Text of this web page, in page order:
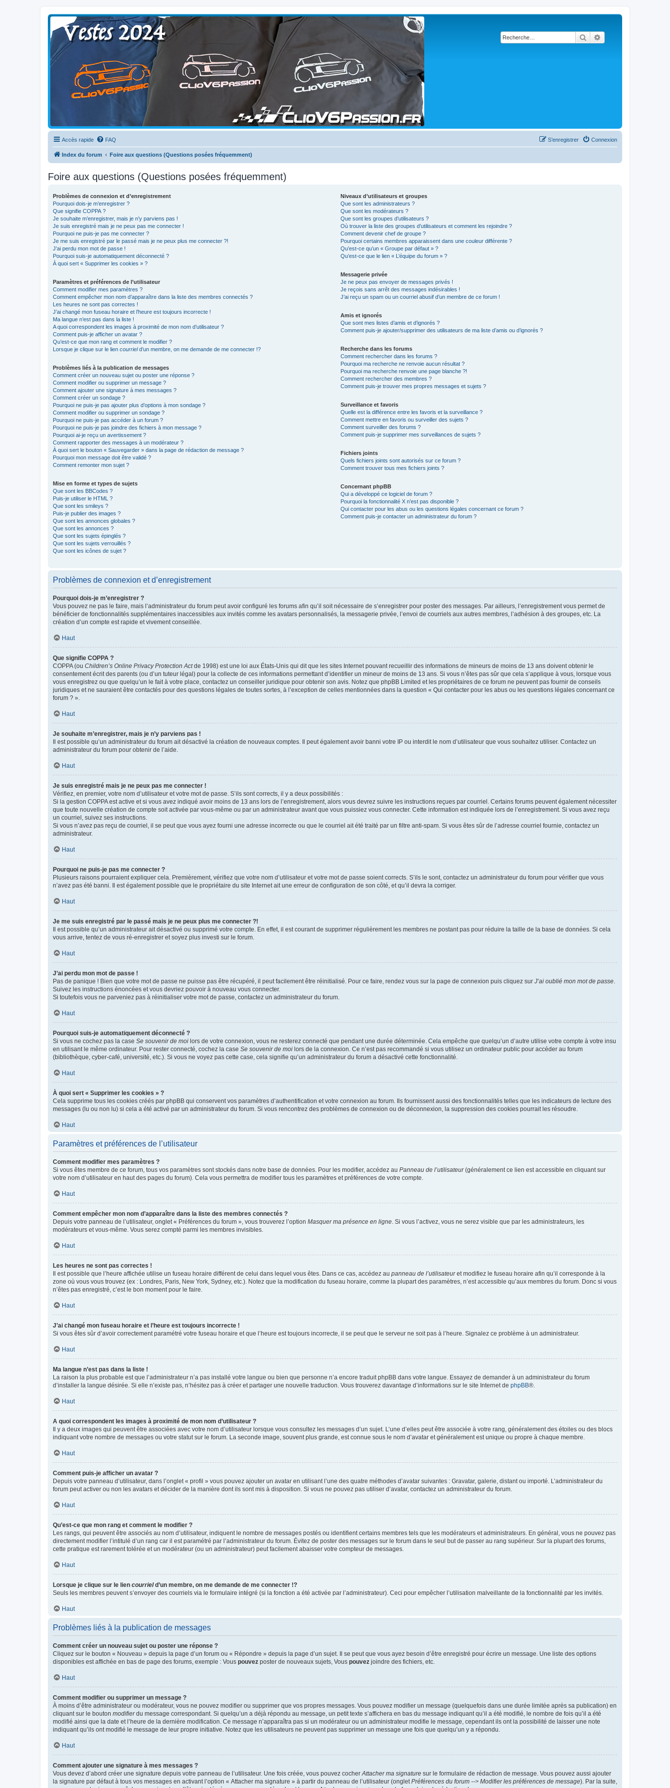
Rechercher
Clio V6 Passion
Le site français des passionnés de Clio V6
Accès rapide FAQ Connexion
S’enregistrer
Index du forum Foire aux questions (Questions posées fréquemment)
Foire aux questions (Questions posées fréquemment)
Problèmes de connexion et d’enregistrement
Pourquoi dois-je m’enregistrer ?
Que signifie COPPA ?
Je souhaite m’enregistrer, mais je n’y parviens pas !
Je suis enregistré mais je ne peux pas me connecter !
Pourquoi ne puis-je pas me connecter ?
Je me suis enregistré par le passé mais je ne peux plus me connecter ?!
J’ai perdu mon mot de passe !
Pourquoi suis-je automatiquement déconnecté ?
À quoi sert « Supprimer les cookies » ?
Paramètres et préférences de l’utilisateur
Comment modifier mes paramètres ?
Comment empêcher mon nom d’apparaître dans la liste des membres connectés ?
Les heures ne sont pas correctes !
J’ai changé mon fuseau horaire et l’heure est toujours incorrecte !
Ma langue n’est pas dans la liste !
A quoi correspondent les images à proximité de mon nom d’utilisateur ?
Comment puis-je afficher un avatar ?
Qu’est-ce que mon rang et comment le modifier ?
Lorsque je clique sur le lien courrield’un membre, on me demande de me connecter !?
Problèmes liés à la publication de messages
Comment créer un nouveau sujet ou poster une réponse ?
Comment modifier ou supprimer un message ?
Comment ajouter une signature à mes messages ?
Comment créer un sondage ?
Pourquoi ne puis-je pas ajouter plus d’options à mon sondage ?
Comment modifier ou supprimer un sondage ?
Pourquoi ne puis-je pas accéder à un forum ?
Pourquoi ne puis-je pas joindre des fichiers à mon message ?
Pourquoi ai-je reçu un avertissement ?
Comment rapporter des messages à un modérateur ?
À quoi sert le bouton « Sauvegarder » dans la page de rédaction de message ?
Pourquoi mon message doit être validé ?
Comment remonter mon sujet ?
Mise en forme et types de sujets
Que sont les BBCodes ?
Puis-je utiliser le HTML ?
Que sont les smileys ?
Puis-je publier des images ?
Que sont les annonces globales ?
Que sont les annonces ?
Que sont les sujets épinglés ?
Que sont les sujets verrouillés ?
Que sont les icônes de sujet ?
Niveaux d’utilisateurs et groupes
Que sont les administrateurs ?
Que sont les modérateurs ?
Que sont les groupes d’utilisateurs ?
Où trouver la liste des groupes d’utilisateurs et comment les rejoindre ?
Comment devenir chef de groupe ?
Pourquoi certains membres apparaissent dans une couleur différente ?
Qu’est-ce qu’un « Groupe par défaut » ?
Qu’est-ce que le lien « L’équipe du forum » ?
Messagerie privée
Je ne peux pas envoyer de messages privés !
Je reçois sans arrêt des messages indésirables !
J’ai reçu un spam ou un courriel abusif d’un membre de ce forum !
Amis et ignorés
Que sont mes listes d’amis et d’ignorés ?
Comment puis-je ajouter/supprimer des utilisateurs de ma liste d’amis ou d’ignorés ?
Recherche dans les forums
Comment rechercher dans les forums ?
Pourquoi ma recherche ne renvoie aucun résultat ?
Pourquoi ma recherche renvoie une page blanche ?!
Comment rechercher des membres ?
Comment puis-je trouver mes propres messages et sujets ?
Surveillance et favoris
Quelle est la différence entre les favoris et la surveillance ?
Comment mettre en favoris ou surveiller des sujets ?
Comment surveiller des forums ?
Comment puis-je supprimer mes surveillances de sujets ?
Fichiers joints
Quels fichiers joints sont autorisés sur ce forum ?
Comment trouver tous mes fichiers joints ?
Concernant phpBB
Qui a développé ce logiciel de forum ?
Pourquoi la fonctionnalité X n’est pas disponible ?
Qui contacter pour les abus ou les questions légales concernant ce forum ?
Comment puis-je contacter un administrateur du forum ?
Problèmes de connexion et d’enregistrement
Pourquoi dois-je m’enregistrer ?
Vous pouvez ne pas le faire, mais l’administrateur du forum peut avoir configuré les forums afin qu’il soit nécessaire de s’enregistrer pour poster des messages. Par ailleurs, l’enregistrement vous permet de
bénéficier de fonctionnalités supplémentaires inaccessibles aux invités comme les avatars personnalisés, la messagerie privée, l’envoi de courriels aux autres membres, l’adhésion à des groupes, etc. La
création d’un compte est rapide et vivement conseillée.
Haut
Que signifie COPPA ?
COPPA (ou Children’s Online Privacy Protection Actde 1998) est une loi aux États-Unis qui dit que les sites Internet pouvant recueillir des informations de mineurs de moins de 13 ans doivent obtenir le
consentement écrit des parents (ou d’un tuteur légal) pour la collecte de ces informations permettant d’identifier un mineur de moins de 13 ans. Si vous n’êtes pas sûr que cela s’applique à vous, lorsque vous
vous enregistrez ou que quelqu’un le fait à votre place, contactez un conseiller juridique pour obtenir son avis. Notez que phpBB Limited et les propriétaires de ce forum ne peuvent pas fournir de conseils
juridiques et ne sauraient être contactés pour des questions légales de toutes sortes, à l’exception de celles mentionnées dans la question « Qui contacter pour les abus ou les questions légales concernant ce
forum ? ».
Haut
Je souhaite m’enregistrer, mais je n’y parviens pas !
Il est possible qu’un administrateur du forum ait désactivé la création de nouveaux comptes. Il peut également avoir banni votre IP ou interdit le nom d’utilisateur que vous souhaitez utiliser. Contactez un
administrateur du forum pour obtenir de l’aide.
Haut
Je suis enregistré mais je ne peux pas me connecter !
Vérifiez, en premier, votre nom d’utilisateur et votre mot de passe. S’ils sont corrects, il y a deux possibilités :
Si la gestion COPPA est active et si vous avez indiqué avoir moins de 13 ans lors de l’enregistrement, alors vous devrez suivre les instructions reçues par courriel. Certains forums peuvent également nécessiter
que toute nouvelle création de compte soit activée par vous-même ou par un administrateur avant que vous puissiez vous connecter. Cette information est indiquée lors de l’enregistrement. Si vous avez reçu
un courriel, suivez ses instructions.
Si vous n’avez pas reçu de courriel, il se peut que vous ayez fourni une adresse incorrecte ou que le courriel ait été traité par un filtre anti-spam. Si vous êtes sûr de l’adresse courriel fournie, contactez un
administrateur.
Haut
Pourquoi ne puis-je pas me connecter ?
Plusieurs raisons pourraient expliquer cela. Premièrement, vérifiez que votre nom d’utilisateur et votre mot de passe soient corrects. S’ils le sont, contactez un administrateur du forum pour vérifier que vous
n’avez pas été banni. Il est également possible que le propriétaire du site Internet ait une erreur de configuration de son côté, et qu’il devra la corriger.
Haut
Je me suis enregistré par le passé mais je ne peux plus me connecter ?!
Il est possible qu’un administrateur ait désactivé ou supprimé votre compte. En effet, il est courant de supprimer régulièrement les membres ne postant pas pour réduire la taille de la base de données. Si cela
vous arrive, tentez de vous ré-enregistrer et soyez plus investi sur le forum.
Haut
J’ai perdu mon mot de passe !
Pas de panique ! Bien que votre mot de passe ne puisse pas être récupéré, il peut facilement être réinitialisé. Pour ce faire, rendez vous sur la page de connexion puis cliquez sur J’ai oublié mon mot de passe.
Suivez les instructions énoncées et vous devriez pouvoir à nouveau vous connecter.
Si toutefois vous ne parveniez pas à réinitialiser votre mot de passe, contactez un administrateur du forum.
Haut
Pourquoi suis-je automatiquement déconnecté ?
Si vous ne cochez pas la case Se souvenir de moi lors de votre connexion, vous ne resterez connecté que pendant une durée déterminée. Cela empêche que quelqu’un d’autre utilise votre compte à votre insu
en utilisant le même ordinateur. Pour rester connecté, cochez la case Se souvenir de moi lors de la connexion. Ce n’est pas recommandé si vous utilisez un ordinateur public pour accéder au forum
(bibliothèque, cyber-café, université, etc.). Si vous ne voyez pas cette case, cela signifie qu’un administrateur du forum a désactivé cette fonctionnalité.
Haut
À quoi sert « Supprimer les cookies » ?
Cela supprime tous les cookies créés par phpBB qui conservent vos paramètres d’authentification et votre connexion au forum. Ils fournissent aussi des fonctionnalités telles que les indicateurs de lecture des
messages (lu ou non lu) si cela a été activé par un administrateur du forum. Si vous rencontrez des problèmes de connexion ou de déconnexion, la suppression des cookies pourrait les résoudre.
Haut
Paramètres et préférences de l’utilisateur
Comment modifier mes paramètres ?
Si vous êtes membre de ce forum, tous vos paramètres sont stockés dans notre base de données. Pour les modifier, accédez au Panneau de l’utilisateur(généralement ce lien est accessible en cliquant sur
votre nom d’utilisateur en haut des pages du forum). Cela vous permettra de modifier tous les paramètres et préférences de votre compte.
Haut
Comment empêcher mon nom d’apparaître dans la liste des membres connectés ?
Depuis votre panneau de l’utilisateur, onglet « Préférences du forum », vous trouverez l’option Masquer ma présence en ligne. Si vous l’activez, vous ne serez visible que par les administrateurs, les
modérateurs et vous-même. Vous serez compté parmi les membres invisibles.
Haut
Les heures ne sont pas correctes !
Il est possible que l’heure affichée utilise un fuseau horaire différent de celui dans lequel vous êtes. Dans ce cas, accédez au panneau de l’utilisateuret modifiez le fuseau horaire afin qu’il corresponde à la
zone où vous vous trouvez (ex : Londres, Paris, New York, Sydney, etc.). Notez que la modification du fuseau horaire, comme la plupart des paramètres, n’est accessible qu’aux membres du forum. Donc si vous
n’êtes pas enregistré, c’est le bon moment pour le faire.
Haut
J’ai changé mon fuseau horaire et l’heure est toujours incorrecte !
Si vous êtes sûr d’avoir correctement paramétré votre fuseau horaire et que l’heure est toujours incorrecte, il se peut que le serveur ne soit pas à l’heure. Signalez ce problème à un administrateur.
Haut
Ma langue n’est pas dans la liste !
La raison la plus probable est que l’administrateur n’a pas installé votre langue ou bien que personne n’a encore traduit phpBB dans votre langue. Essayez de demander à un administrateur du forum
d’installer la langue désirée. Si elle n’existe pas, n’hésitez pas à créer et partager une nouvelle traduction. Vous trouverez davantage d’informations sur le site Internet de phpBB®.
Haut
A quoi correspondent les images à proximité de mon nom d’utilisateur ?
Il y a deux images qui peuvent être associées avec votre nom d’utilisateur lorsque vous consultez les messages d’un sujet. L’une d’elles peut être associée à votre rang, généralement des étoiles ou des blocs
indiquant votre nombre de messages ou votre statut sur le forum. La seconde image, souvent plus grande, est connue sous le nom d’avatar et généralement est unique ou propre à chaque membre.
Haut
Comment puis-je afficher un avatar ?
Depuis votre panneau d’utilisateur, dans l’onglet « profil » vous pouvez ajouter un avatar en utilisant l’une des quatre méthodes d’avatar suivantes : Gravatar, galerie, distant ou importé. L’administrateur du
forum peut activer ou non les avatars et décider de la manière dont ils sont mis à disposition. Si vous ne pouvez pas utiliser d’avatar, contactez un administrateur du forum.
Haut
Qu’est-ce que mon rang et comment le modifier ?
Les rangs, qui peuvent être associés au nom d’utilisateur, indiquent le nombre de messages postés ou identifient certains membres tels que les modérateurs et administrateurs. En général, vous ne pouvez pas
directement modifier l’intitulé d’un rang car il est paramétré par l’administrateur du forum. Évitez de poster des messages sur le forum dans le seul but de passer au rang supérieur. Sur la plupart des forums,
cette pratique est rarement tolérée et un modérateur (ou un administrateur) peut facilement abaisser votre compteur de messages.
Haut
Lorsque je clique sur le lien courrield’un membre, on me demande de me connecter !?
Seuls les membres peuvent s’envoyer des courriels via le formulaire intégré (si la fonction a été activée par l’administrateur). Ceci pour empêcher l’utilisation malveillante de la fonctionnalité par les invités.
Haut
Problèmes liés à la publication de messages
Comment créer un nouveau sujet ou poster une réponse ?
Cliquez sur le bouton « Nouveau » depuis la page d’un forum ou « Répondre » depuis la page d’un sujet. Il se peut que vous ayez besoin d’être enregistré pour écrire un message. Une liste des options
disponibles est affichée en bas de page des forums, exemple : Vous pouvez poster de nouveaux sujets, Vous pouvez joindre des fichiers, etc.
Haut
Comment modifier ou supprimer un message ?
À moins d’être administrateur ou modérateur, vous ne pouvez modifier ou supprimer que vos propres messages. Vous pouvez modifier un message (quelquefois dans une durée limitée après sa publication) en
cliquant sur le bouton modifierdu message correspondant. Si quelqu’un a déjà répondu au message, un petit texte s’affichera en bas du message indiquant qu’il a été modifié, le nombre de fois qu’il a été
modifié ainsi que la date et l’heure de la dernière modification. Ce message n’apparaîtra pas si un modérateur ou un administrateur modifie le message, cependant ils ont la possibilité de laisser une note
indiquant qu’ils ont modifié le message de leur propre initiative. Notez que les utilisateurs ne peuvent pas supprimer un message une fois que quelqu’un y a répondu.
Haut
Comment ajouter une signature à mes messages ?
Vous devez d’abord créer une signature depuis votre panneau de l’utilisateur. Une fois créée, vous pouvez cocherAttacher ma signature sur le formulaire de rédaction de message. Vous pouvez aussi ajouter
la signature par défaut à tous vos messages en activant l’option « Attacher ma signature » à partir du panneau de l’utilisateur (ongletPréférences du forum --> Modifier les préférences de message). Par la suite,